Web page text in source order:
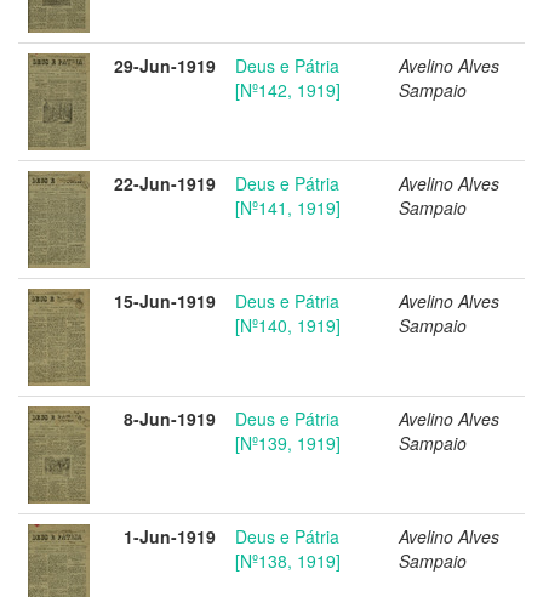
29-Jun-1919
Deus e Pátria
[Nº142, 1919]
Avelino Alves
Sampaio
22-Jun-1919
Deus e Pátria
[Nº141, 1919]
Avelino Alves
Sampaio
15-Jun-1919
Deus e Pátria
[Nº140, 1919]
Avelino Alves
Sampaio
8-Jun-1919
Deus e Pátria
[Nº139, 1919]
Avelino Alves
Sampaio
1-Jun-1919
Deus e Pátria
[Nº138, 1919]
Avelino Alves
Sampaio